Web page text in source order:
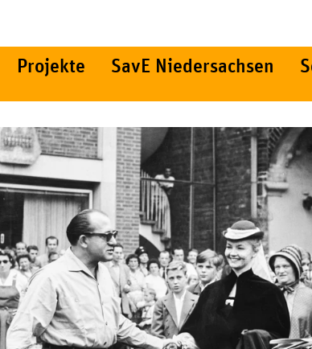
Projekte SavE Niedersachsen